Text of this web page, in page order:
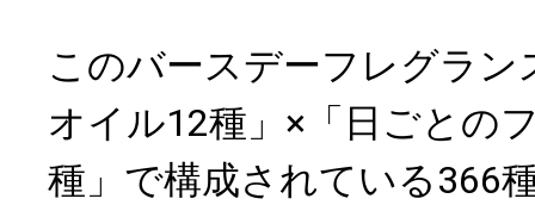
このバースデーフレグラン
オイル12種」×「日ごとの
種」で構成されている366